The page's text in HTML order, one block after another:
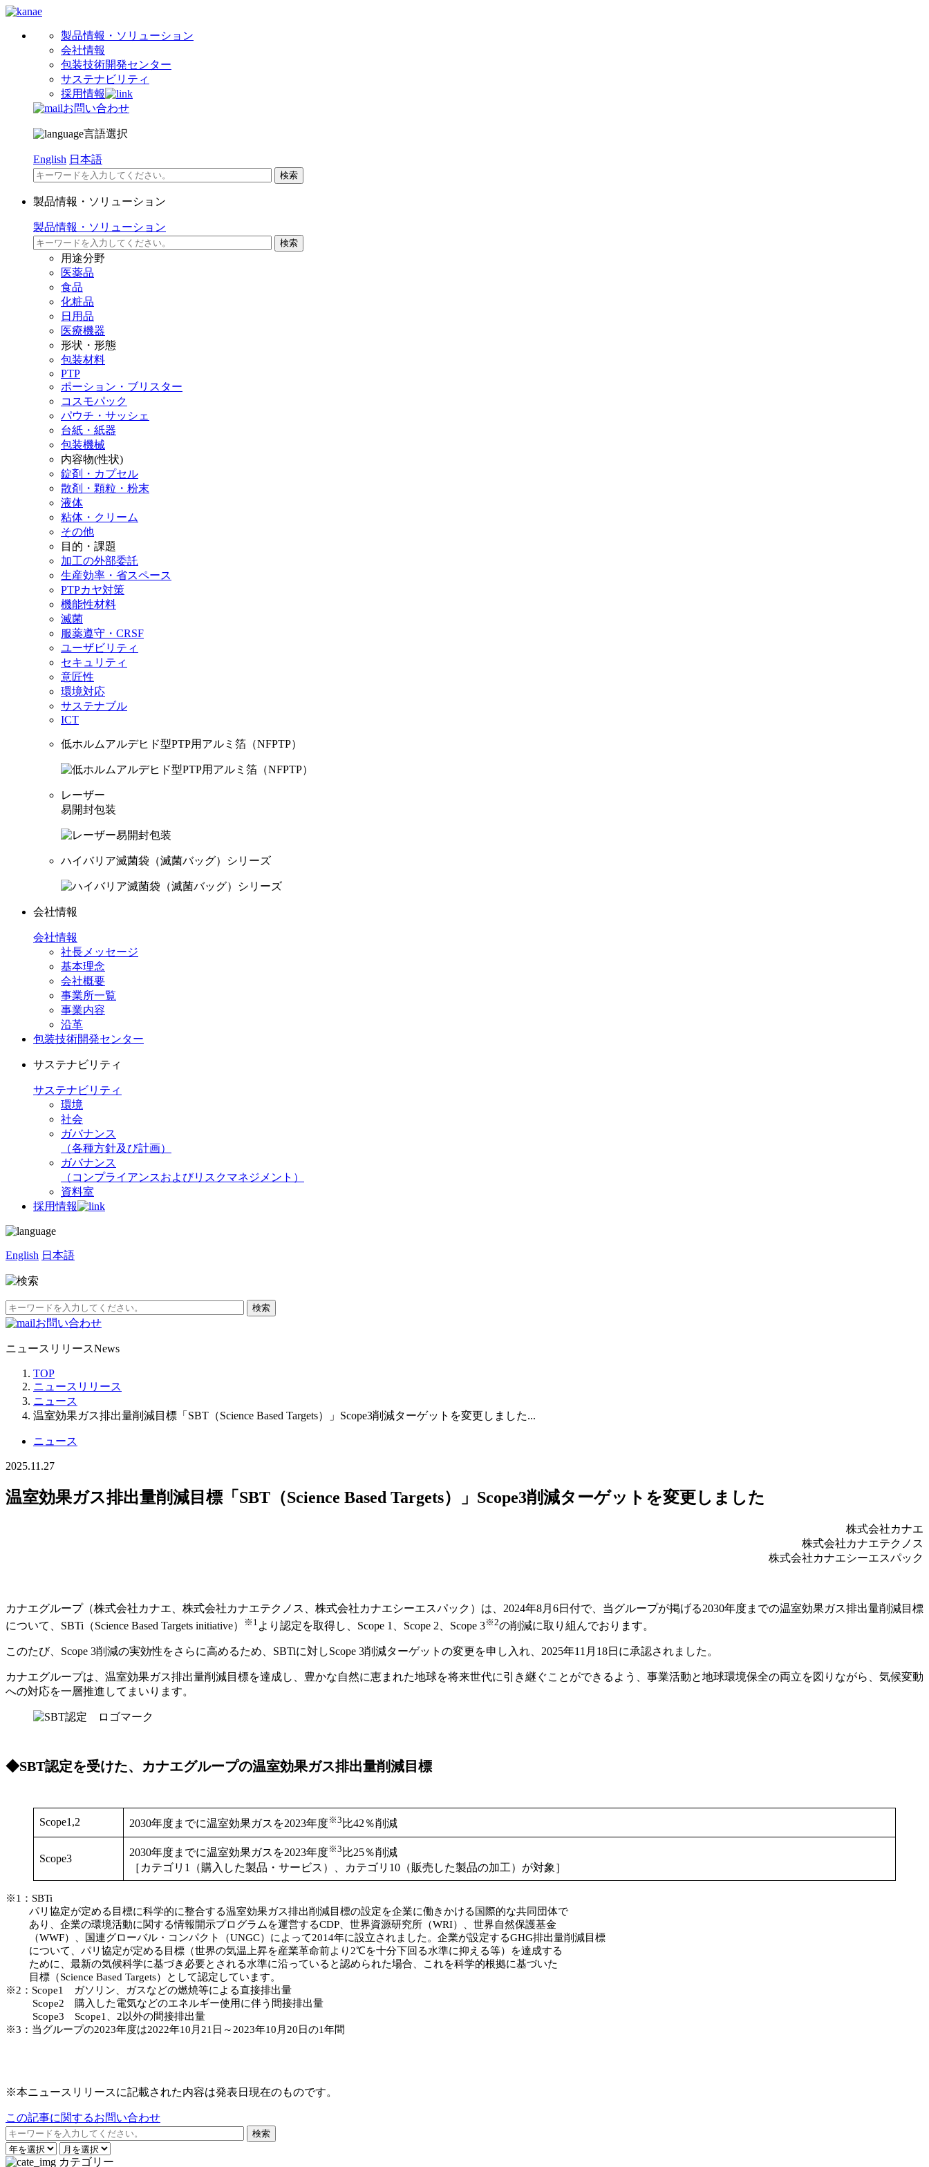
製品情報・ソリューション
会社情報
包装技術開発センター
サステナビリティ
採用情報
お問い合わせ
言語選択
English 日本語
製品情報・ソリューション
製品情報・ソリューション
用途分野
医薬品
食品
化粧品
日用品
医療機器
形状・形態
包装材料
PTP
ポーション・ブリスター
コスモパック
パウチ・サッシェ
台紙・紙器
包装機械
内容物(性状)
錠剤・カプセル
散剤・顆粒・粉末
液体
粘体・クリーム
その他
目的・課題
加工の外部委託
生産効率・省スペース
PTPカヤ対策
機能性材料
滅菌
服薬遵守・CRSF
ユーザビリティ
セキュリティ
意匠性
環境対応
サステナブル
ICT
低ホルムアルデヒド型PTP用アルミ箔（NFPTP）
レーザー
易開封包装
ハイバリア滅菌袋（滅菌バッグ）シリーズ
会社情報
会社情報
社長メッセージ
基本理念
会社概要
事業所一覧
事業内容
沿革
包装技術開発センター
サステナビリティ
サステナビリティ
環境
社会
ガバナンス
（各種方針及び計画）
ガバナンス
（コンプライアンスおよびリスクマネジメント）
資料室
採用情報
English 日本語
お問い合わせ
ニュースリリースNews
TOP
ニュースリリース
ニュース
温室効果ガス排出量削減目標「SBT（Science Based Targets）」Scope3削減ターゲットを変更しました...
ニュース
2025.11.27
温室効果ガス排出量削減目標「SBT（Science Based Targets）」Scope3削減ターゲットを変更しました
株式会社カナエ
株式会社カナエテクノス
株式会社カナエシーエスパック
カナエグループ（株式会社カナエ、株式会社カナエテクノス、株式会社カナエシーエスパック）は、2024年8月6日付で、当グループが掲げる2030年度までの温室効果ガス排出量削減目標
について、SBTi（Science Based Targets initiative）
※1 より認定を取得し、Scope 1、Scope 2、Scope 3※2の削減に取り組んでおります。
このたび、Scope 3削減の実効性をさらに高めるため、SBTiに対しScope 3削減ターゲットの変更を申し入れ、2025年11月18日に承認されました。
カナエグループは、温室効果ガス排出量削減目標を達成し、豊かな自然に恵まれた地球を将来世代に引き継ぐことができるよう、事業活動と地球環境保全の両立を図りながら、気候変動
への対応を一層推進してまいります。
◆SBT認定を受けた、カナエグループの温室効果ガス排出量削減目標
Scope1,2 2030年度までに温室効果ガスを2023年度※3 比42％削減
Scope3
2030年度までに温室効果ガスを2023年度※3 比25％削減
［カテゴリ1（購入した製品・サービス）、カテゴリ10（販売した製品の加工）が対象］
※1：SBTi
パリ協定が定める目標に科学的に整合する温室効果ガス排出削減目標の設定を企業に働きかける国際的な共同団体で
あり、企業の環境活動に関する情報開示プログラムを運営するCDP、世界資源研究所（WRI）、世界自然保護基金
（WWF）、国連グローバル・コンパクト（UNGC）によって2014年に設立されました。企業が設定するGHG排出量削減目標
について、パリ協定が定める目標（世界の気温上昇を産業革命前より2℃を十分下回る水準に抑える等）を達成する
ために、最新の気候科学に基づき必要とされる水準に沿っていると認められた場合、これを科学的根拠に基づいた
目標（Science Based Targets）として認定しています。
※2：Scope1 ガソリン、ガスなどの燃焼等による直接排出量
Scope2 購入した電気などのエネルギー使用に伴う間接排出量
Scope3 Scope1、2以外の間接排出量
※3：当グループの2023年度は2022年10月21日～2023年10月20日の1年間
※本ニュースリリースに記載された内容は発表日現在のものです。
この記事に関するお問い合わせ
カテゴリー